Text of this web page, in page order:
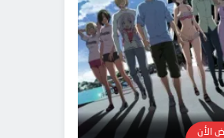
الأن